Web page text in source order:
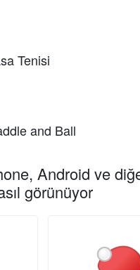
Tenisi
and Ball
Android ve
görünüyor